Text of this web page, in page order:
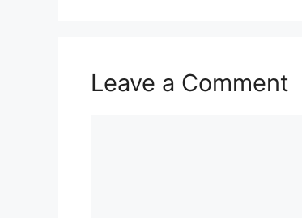
Leave a Comment